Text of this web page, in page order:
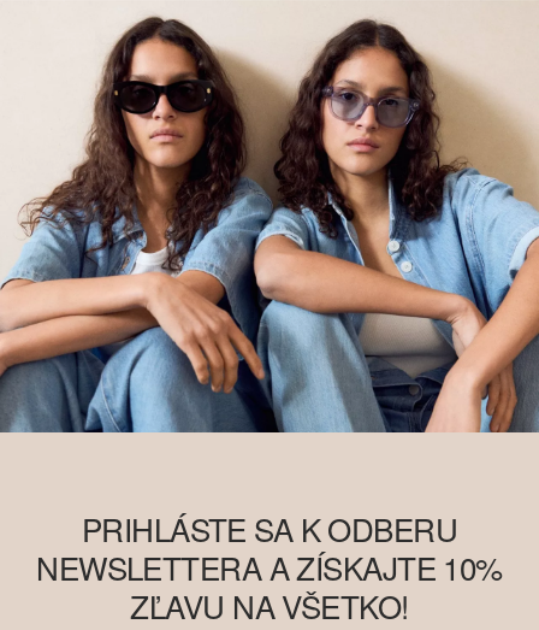
PRIHLÁSTE SA K ODBERU
NEWSLETTERA A ZÍSKAJTE 10%
ZĽAVU NA VŠETKO!